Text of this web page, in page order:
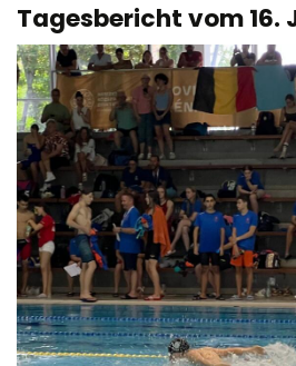
Tagesbericht vom 16.